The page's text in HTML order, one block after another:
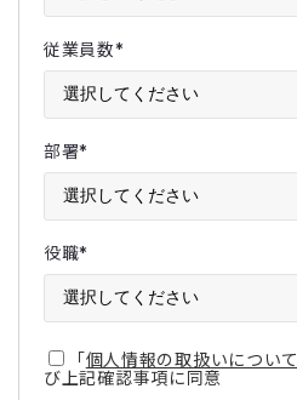
従業員数*
部署*
役職*
「個人情報の取扱いについて
び上記確認事項に同意